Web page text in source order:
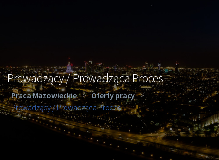
Prowadzący / Prowadząca Proces
Praca Mazowieckie > Oferty pracy >
Prowadzący / Prowadząca Proces